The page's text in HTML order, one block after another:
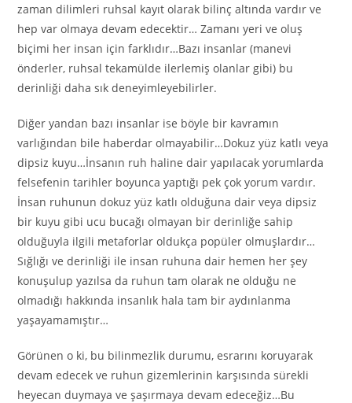
zaman dilimleri ruhsal kayıt olarak bilinç altında vardır ve
hep var olmaya devam edecektir… Zamanı yeri ve oluş
biçimi her insan için farklıdır…Bazı insanlar (manevi
önderler, ruhsal tekamülde ilerlemiş olanlar gibi) bu
derinliği daha sık deneyimleyebilirler.
Diğer yandan bazı insanlar ise böyle bir kavramın
varlığından bile haberdar olmayabilir…Dokuz yüz katlı veya
dipsiz kuyu…İnsanın ruh haline dair yapılacak yorumlarda
felsefenin tarihler boyunca yaptığı pek çok yorum vardır.
İnsan ruhunun dokuz yüz katlı olduğuna dair veya dipsiz
bir kuyu gibi ucu bucağı olmayan bir derinliğe sahip
olduğuyla ilgili metaforlar oldukça popüler olmuşlardır…
Sığlığı ve derinliği ile insan ruhuna dair hemen her şey
konuşulup yazılsa da ruhun tam olarak ne olduğu ne
olmadığı hakkında insanlık hala tam bir aydınlanma
yaşayamamıştır…
Görünen o ki, bu bilinmezlik durumu, esrarını koruyarak
devam edecek ve ruhun gizemlerinin karşısında sürekli
heyecan duymaya ve şaşırmaya devam edeceğiz…Bu